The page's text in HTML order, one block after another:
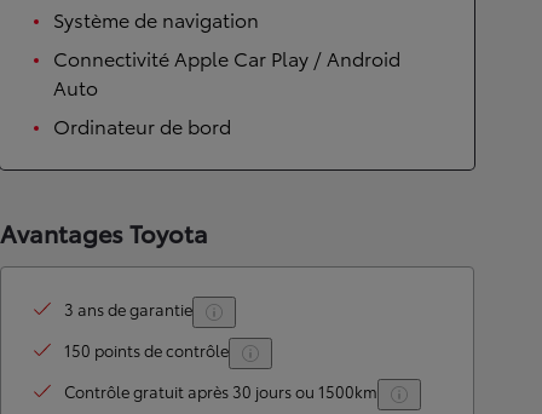
Système de navigation
Connectivité Apple Car Play / Android
Auto
Ordinateur de bord
Avantages Toyota
3 ans de garantie
150 points de contrôle
Contrôle gratuit après 30 jours ou 1500km